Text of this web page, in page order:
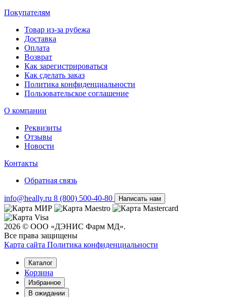
Покупателям
Товар из-за рубежа
Доставка
Оплата
Возврат
Как зарегистрироваться
Как сделать заказ
Политика конфиденциальности
Пользовательское соглашение
О компании
Реквизиты
Отзывы
Новости
Контакты
Обратная связь
info@heally.ru 8 (800) 500-40-80 Написать нам
2026 © ООО «ДЭНИС Фарм МД».
Все права защищены
Карта сайта Политика конфиден­циальности
Каталог
Корзина
Избранное
В ожидании